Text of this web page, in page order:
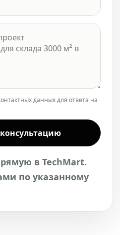
данных для ответа на
в TechMart.
по указанному